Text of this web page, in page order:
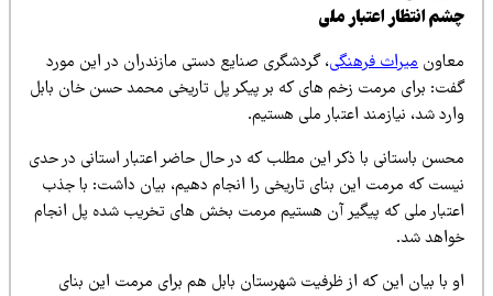
انتظار اعتبار ملی
میراث فرهنگی، گردشگری صنایع دستی مازندران در این مورد
برای مرمت زخم های که بر پیکر پل تاریخی محمد حسن خان بابل
شد، نیازمند اعتبار ملی هستیم.
باستانی با ذکر این مطلب که در حال حاضر اعتبار استانی در حدی
که مرمت این بنای تاریخی را انجام دهیم، بیان داشت: با جذب
ملی که پیگیر آن هستیم مرمت بخش های تخریب شده پل انجام
شد.
با بیان این که از ظرفیت شهرستان بابل هم برای مرمت این بنای